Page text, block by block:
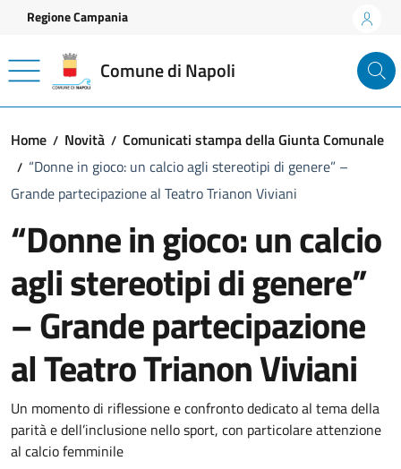
Vai ai contenuti
Vai al footer
Regione Campania
Comune di Napoli
Home Novità
Comunicati stampa della Giunta Comunale
“Donne in gioco: un calcio agli stereotipi di genere” –
Grande partecipazione al Teatro Trianon Viviani
“Donne in gioco: un calcio
agli stereotipi di genere”
– Grande partecipazione
al Teatro Trianon Viviani
Dettagli della notizia
Un momento di riflessione e confronto dedicato al tema della
parità e dell’inclusione nello sport, con particolare attenzione
al calcio femminile